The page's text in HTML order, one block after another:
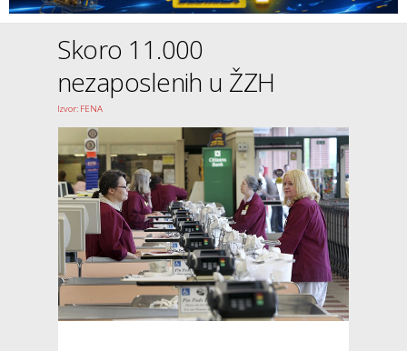
Skoro 11.000
nezaposlenih u ŽZH
Izvor: FENA